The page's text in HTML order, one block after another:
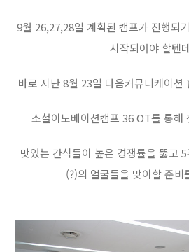
9월 26,27,28일 계획된 캠프가 진행되
시작되어야 할텐
바로 지난 8월 23일 다음커뮤니케이션
소셜이노베이션캠프 36 OT를 통해
맛있는 간식들이 높은 경쟁률을 뚫고
(?)의 얼굴들을 맞이할 준비